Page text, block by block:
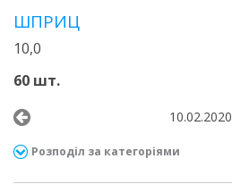
ШПРИЦ
10,0
60 шт.
10.02.2020
Розподіл за категоріями